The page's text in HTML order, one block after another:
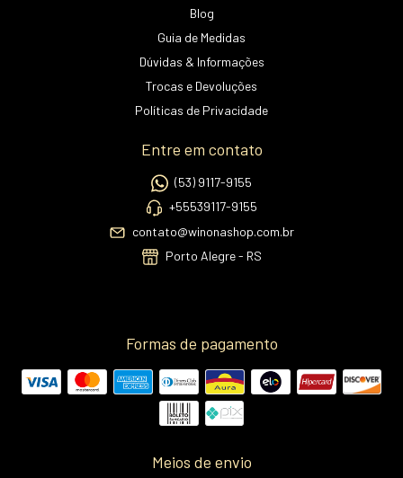
Blog
Guia de Medidas
Dúvidas & Informações
Trocas e Devoluções
Políticas de Privacidade
Entre em contato
(53) 9117-9155
+55539117-9155
contato@winonashop.com.br
Porto Alegre - RS
Formas de pagamento
Meios de envio